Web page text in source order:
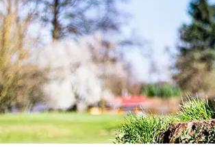
Anzeige aufgeben